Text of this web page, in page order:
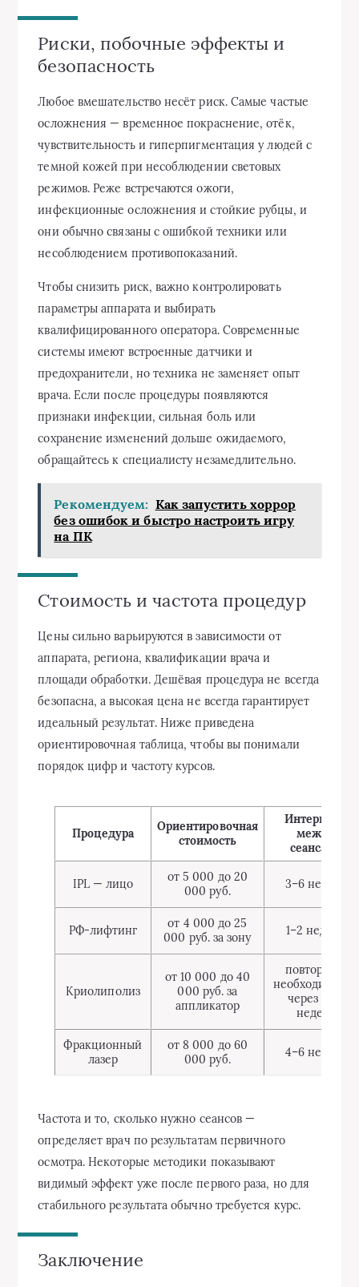
Риски, побочные эффекты и
безопасность
Любое вмешательство несёт риск. Самые частые
осложнения — временное покраснение, отёк,
чувствительность и гиперпигментация у людей с
темной кожей при несоблюдении световых
режимов. Реже встречаются ожоги,
инфекционные осложнения и стойкие рубцы, и
они обычно связаны с ошибкой техники или
несоблюдением противопоказаний.
Чтобы снизить риск, важно контролировать
параметры аппарата и выбирать
квалифицированного оператора. Современные
системы имеют встроенные датчики и
предохранители, но техника не заменяет опыт
врача. Если после процедуры появляются
признаки инфекции, сильная боль или
сохранение изменений дольше ожидаемого,
обращайтесь к специалисту незамедлительно.
Рекомендуем: Как запустить хоррор
без ошибок и быстро настроить игру
на ПК
Стоимость и частота процедур
Цены сильно варьируются в зависимости от
аппарата, региона, квалификации врача и
площади обработки. Дешёвая процедура не всегда
безопасна, а высокая цена не всегда гарантирует
идеальный результат. Ниже приведена
ориентировочная таблица, чтобы вы понимали
порядок цифр и частоту курсов.
Процедура
Ориентировочная
стоимость
Интервалы
между
сеансами
IPL — лицо
от 5 000 до 20
000 руб.
3–6 недель
РФ-лифтинг
от 4 000 до 25
000 руб. за зону
1–2 недели
Криолиполиз
от 10 000 до 40
000 руб. за
аппликатор
повтор при
необходимости
через 6–12
недель
Фракционный
лазер
от 8 000 до 60
000 руб.
4–6 недель
Частота и то, сколько нужно сеансов —
определяет врач по результатам первичного
осмотра. Некоторые методики показывают
видимый эффект уже после первого раза, но для
стабильного результата обычно требуется курс.
Заключение